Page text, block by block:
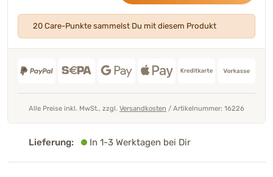
20 Care-Punkte sammelst Du mit diesem Produkt
Alle Preise inkl. MwSt., zzgl. Versandkosten / Artikelnummer: 16226
Lieferung: In 1-3 Werktagen bei Dir